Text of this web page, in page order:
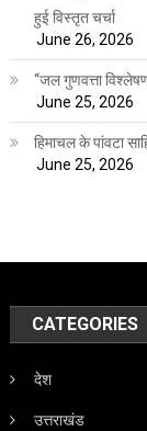
हुई विस्तृत चर्चा
June 26, 2026
“जल गुणवत्ता
June 25, 2026
हिमाचल के पांवटा
June 25, 2026
CATEGORIES
देश
उत्तराखंड